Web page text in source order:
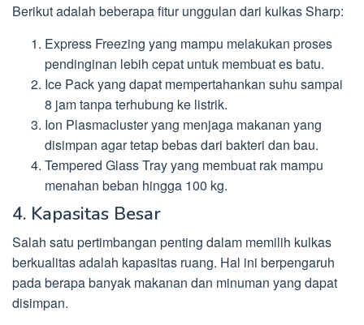
Berikut adalah beberapa fitur unggulan dari kulkas Sharp:
Express Freezing yang mampu melakukan proses
pendinginan lebih cepat untuk membuat es batu.
Ice Pack yang dapat mempertahankan suhu sampai
8 jam tanpa terhubung ke listrik.
Ion Plasmacluster yang menjaga makanan yang
disimpan agar tetap bebas dari bakteri dan bau.
Tempered Glass Tray yang membuat rak mampu
menahan beban hingga 100 kg.
4. Kapasitas Besar
Salah satu pertimbangan penting dalam memilih kulkas
berkualitas adalah kapasitas ruang. Hal ini berpengaruh
pada berapa banyak makanan dan minuman yang dapat
disimpan.